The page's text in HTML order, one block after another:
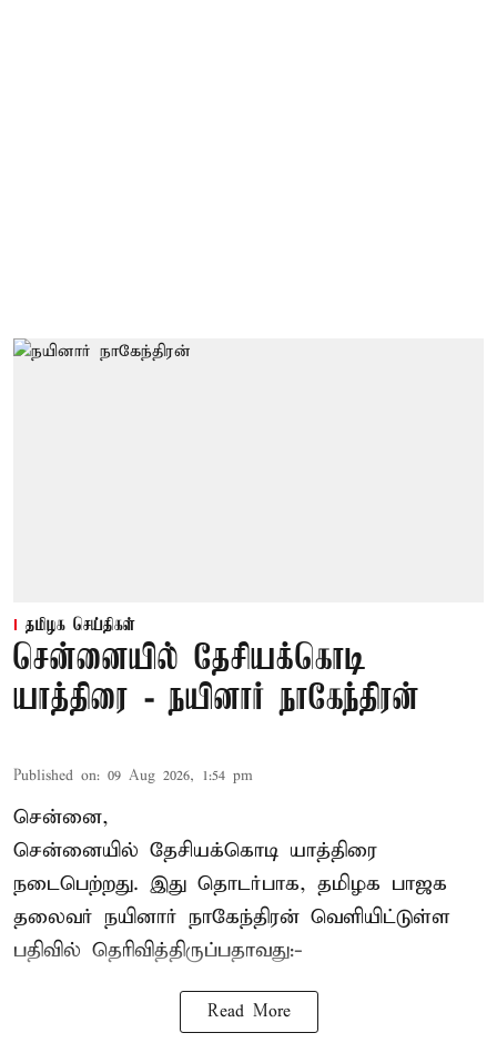
தமிழக செய்திகள்
சென்னையில் தேசியக்கொடி
யாத்திரை - நயினார் நாகேந்திரன்
Published on: 09 Aug 2026, 1:54 pm
சென்னை,
சென்னையில் தேசியக்கொடி யாத்திரை
நடைபெற்றது. இது தொடர்பாக, தமிழக பாஜக
தலைவர் நயினார் நாகேந்திரன் வெளியிட்டுள்ள
பதிவில் தெரிவித்திருப்பதாவது:-
Read More